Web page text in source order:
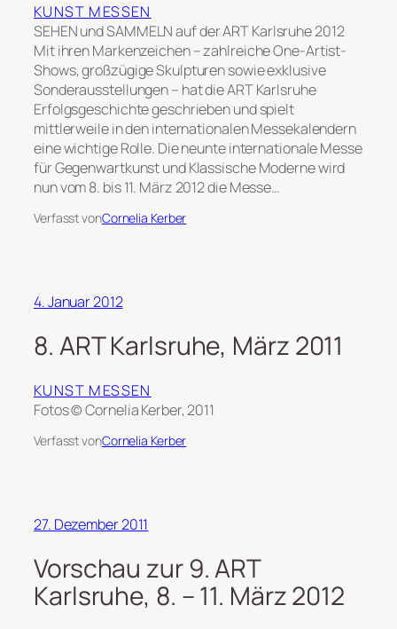
KUNST MESSEN
SEHEN und SAMMELN auf der ART Karlsruhe 2012
Mit ihren Markenzeichen – zahlreiche One-Artist-
Shows, großzügige Skulpturen sowie exklusive
Sonderausstellungen – hat die ART Karlsruhe
Erfolgsgeschichte geschrieben und spielt
mittlerweile in den internationalen Messekalendern
eine wichtige Rolle. Die neunte internationale Messe
für Gegenwartkunst und Klassische Moderne wird
nun vom 8. bis 11. März 2012 die Messe…
Verfasst vonCornelia Kerber
4. Januar 2012
8. ART Karlsruhe, März 2011
KUNST MESSEN
Fotos © Cornelia Kerber, 2011
Verfasst vonCornelia Kerber
27. Dezember 2011
Vorschau zur 9. ART
Karlsruhe, 8. – 11. März 2012